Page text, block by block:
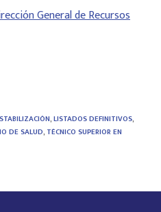
General de Recursos
,LISTADOS DEFINITIVOS,
DE SALUD, TÉCNICO SUPERIOR EN